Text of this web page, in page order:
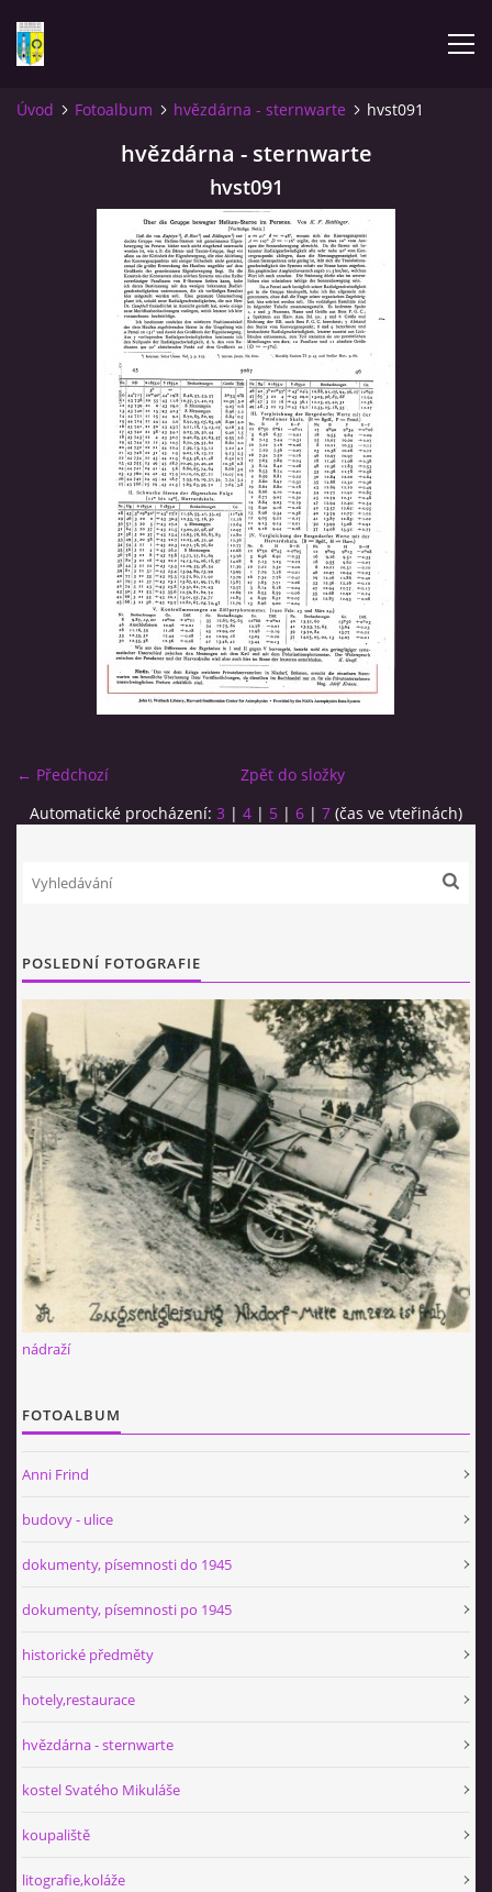
KNIHA MIKULÁŠOVICE - NIXDORF
© 2026 eStránky.cz |RSS
Úvod Fotoalbum hvězdárna - sternwarte hvst091
hvězdárna - sternwarte
hvst091
← Předchozí
Zpět do složky
Automatické procházení: 3 | 4 | 5 | 6 | 7 (čas ve vteřinách)
POSLEDNÍ FOTOGRAFIE
nádraží
FOTOALBUM
Anni Frind
budovy - ulice
dokumenty, písemnosti do 1945
dokumenty, písemnosti po 1945
historické předměty
hotely,restaurace
hvězdárna - sternwarte
kostel Svatého Mikuláše
koupaliště
litografie,koláže